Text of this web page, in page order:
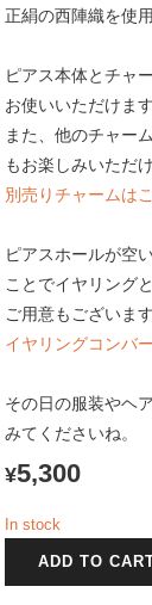
正絹の西陣織を使
ピアス本体とチャ
お使いいただけます
また、他のチャー
もお楽しみいただ
別売りチャームは
ピアスホールが空
ことでイヤリング
ご用意もございます
イヤリングコンバ
その日の服装やヘ
みてくださいね。
¥5,300
In stock
ADD TO